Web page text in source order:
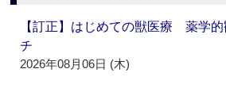
【訂正】はじめての獣医療 薬学
チ
2026年08月06日 (木)